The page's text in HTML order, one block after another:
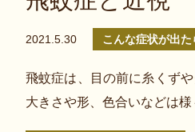
2021.5.30 こんな症状が出た
飛蚊症は、目の前に糸くず
大きさや形、色合いなどは